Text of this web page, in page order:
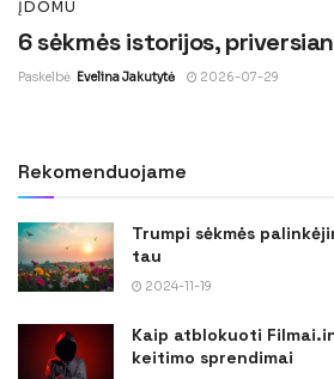
ĮDOMU
6 sėkmės istorijos,
Paskelbė Evelina Jakutytė 2026-07-29
Rekomenduojame
Trumpi sėkmės
tau
2024-11-19
Kaip atblokuoti
keitimo sprendimai